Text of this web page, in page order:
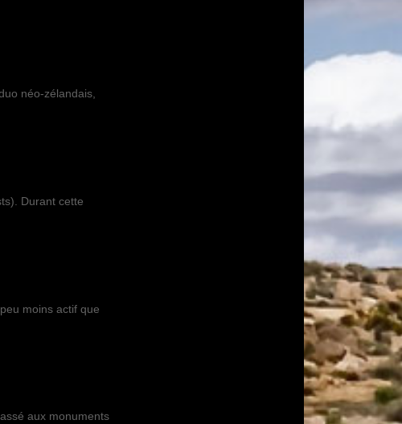
néo-zélandais,
Durant cette
moins actif que
aux monuments